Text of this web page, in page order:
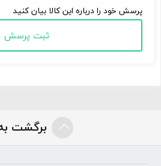
پرسش خود را درباره این کالا بیان کنید
ثبت پرسش
برگشت به